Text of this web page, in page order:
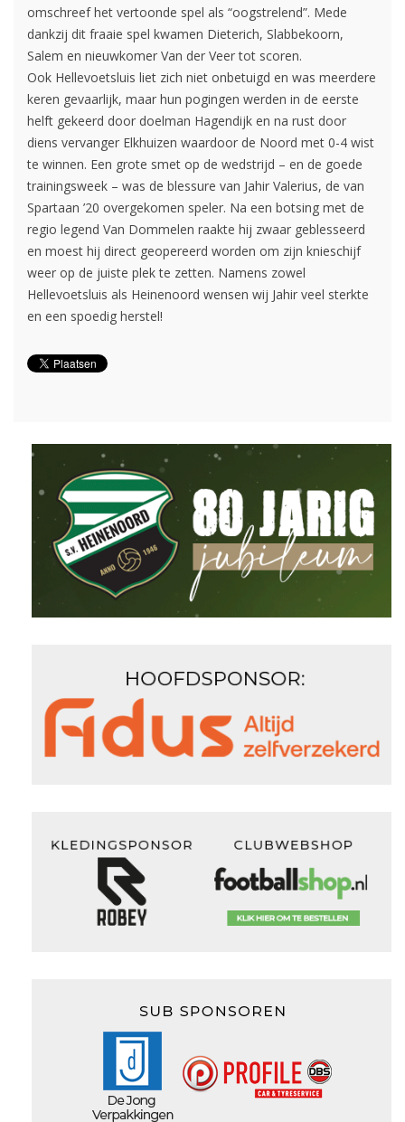
omschreef het vertoonde spel als “oogstrelend”. Mede
dankzij dit fraaie spel kwamen Dieterich, Slabbekoorn,
Salem en nieuwkomer Van der Veer tot scoren.
Ook Hellevoetsluis liet zich niet onbetuigd en was meerdere
keren gevaarlijk, maar hun pogingen werden in de eerste
helft gekeerd door doelman Hagendijk en na rust door
diens vervanger Elkhuizen waardoor de Noord met 0-4 wist
te winnen. Een grote smet op de wedstrijd – en de goede
trainingsweek – was de blessure van Jahir Valerius, de van
Spartaan ’20 overgekomen speler. Na een botsing met de
regio legend Van Dommelen raakte hij zwaar geblesseerd
en moest hij direct geopereerd worden om zijn knieschijf
weer op de juiste plek te zetten. Namens zowel
Hellevoetsluis als Heinenoord wensen wij Jahir veel sterkte
en een spoedig herstel!